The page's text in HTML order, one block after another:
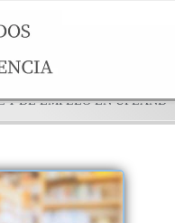
Y DE EMPLEO EN UPLAND